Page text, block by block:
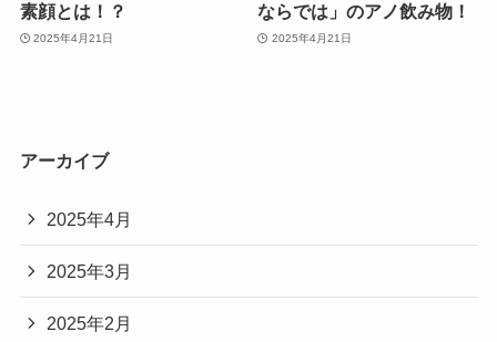
素顔とは！？
2025年4月21日
ならでは」のアノ飲み物！
2025年4月21日
アーカイブ
2025年4月
2025年3月
2025年2月